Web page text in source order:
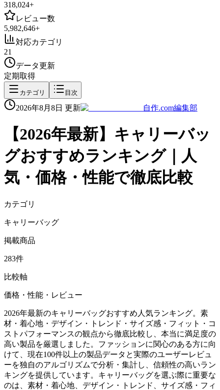
318,024+
レビュー数
5,982,646+
対応カテゴリ
21
データ更新
定期取得
カテゴリ 目次
2026年8月8日 更新 自作.com編集部
【2026年最新】 キャリーバッ
グおすすめランキング｜人
気・価格・性能で徹底比較
カテゴリ
キャリーバッグ
掲載商品
283件
比較軸
価格・性能・レビュー
2026年最新のキャリーバッグおすすめ人気ランキング。素
材・着心地・デザイン・トレンド・サイズ感・フィット・コ
ストパフォーマンスの観点から徹底比較し、本当に満足度の
高い製品を厳選しました。ファッションに関心のある方に向
けて、現在100件以上の製品データと実際のユーザーレビュ
ーを独自のアルゴリズムで分析・集計し、信頼性の高いラン
キングを提供しています。キャリーバッグを選ぶ際に重要な
のは、素材・着心地、デザイン・トレンド、サイズ感・フィ